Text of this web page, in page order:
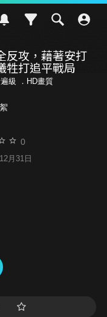
反攻，藉著安打
牲打追平戰局
級 ．HD畫質
0
月31日